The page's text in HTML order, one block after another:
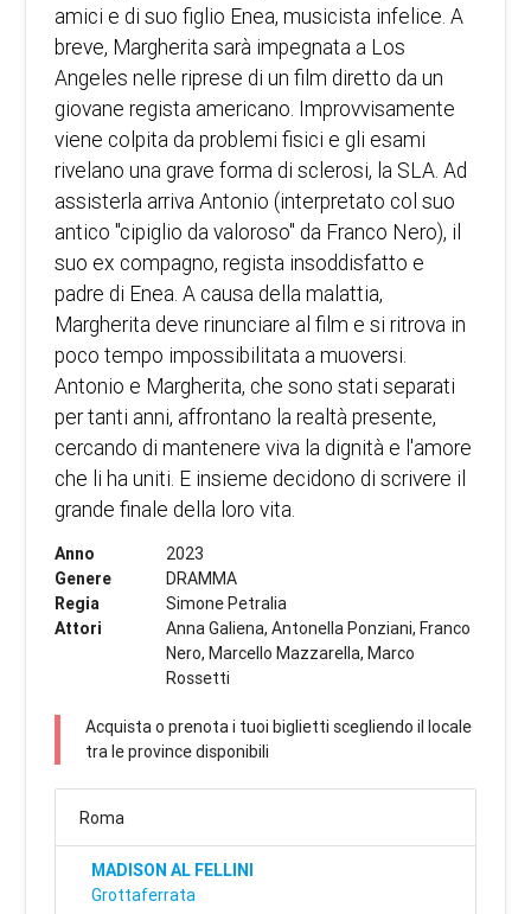
amici e di suo figlio Enea, musicista infelice. A
breve, Margherita sarà impegnata a Los
Angeles nelle riprese di un film diretto da un
giovane regista americano. Improvvisamente
viene colpita da problemi fisici e gli esami
rivelano una grave forma di sclerosi, la SLA. Ad
assisterla arriva Antonio (interpretato col suo
antico "cipiglio da valoroso" da Franco Nero), il
suo ex compagno, regista insoddisfatto e
padre di Enea. A causa della malattia,
Margherita deve rinunciare al film e si ritrova in
poco tempo impossibilitata a muoversi.
Antonio e Margherita, che sono stati separati
per tanti anni, affrontano la realtà presente,
cercando di mantenere viva la dignità e l'amore
che li ha uniti. E insieme decidono di scrivere il
grande finale della loro vita.
Anno
2023
Genere
DRAMMA
Regia
Simone Petralia
Attori
Anna Galiena, Antonella Ponziani, Franco
Nero, Marcello Mazzarella, Marco
Rossetti
Acquista o prenota i tuoi biglietti scegliendo il locale
tra le province disponibili
Roma
MADISON AL FELLINI
Grottaferrata